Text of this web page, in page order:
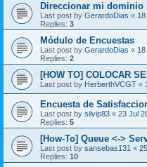
Direccionar mi dominio
Last post by GerardoDias «
Replies: 3
Módulo de Encuestas
Last post by GerardoDias «
Replies: 2
[HOW TO] COLOCAR
Last post by HerberthVCGT «
Encuesta de
Last post by silvip83 « 23 Jul
Replies: 5
[How-To] Queue <->
Last post by sansebas131 «
Replies: 10